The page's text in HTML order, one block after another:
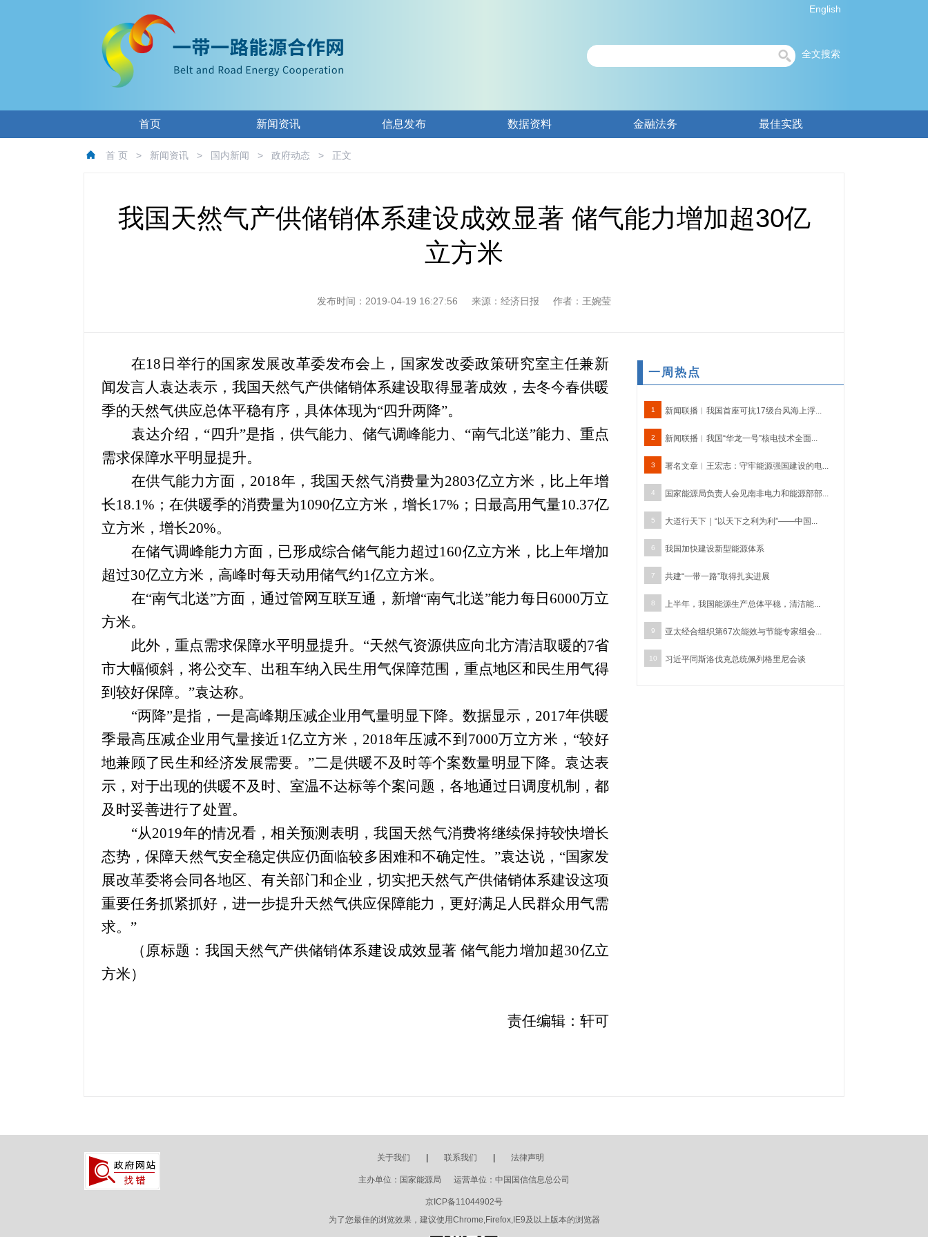
English
全文搜索
首页 新闻资讯 信息发布 数据资料 金融法务 最佳实践
首 页 > 新闻资讯 > 国内新闻 > 政府动态 > 正文
我国天然气产供储销体系建设成效显著 储气能力增加超30亿
立方米
发布时间：2019-04-19 16:27:56 来源：经济日报 作者：王婉莹
在18 日举行的国家发展改革委发布会上，国家发改委政策研究室主任兼新
闻发言人袁达表示，我国天然气产供储销体系建设取得显著成效，去冬今春供暖
季的天然气供应总体平稳有序，具体体现为“四升两降”。
袁达介绍，“四升”是指，供气能力、储气调峰能力、“南气北送”能力、重点
需求保障水平明显提升。
在供气能力方面， 2018年，我国天然气消费量为2803亿立方米，比上年增
长18.1% ；在供暖季的消费量为1090亿立方米，增长17% ；日最高用气量10.37亿
立方米，增长20%。
在储气调峰能力方面，已形成综合储气能力超过160亿立方米，比上年增加
超过30亿立方米，高峰时每天动用储气约1亿立方米。
在“南气北送”方面，通过管网互联互通，新增“南气北送”能力每日 6000万立
方米。
此外，重点需求保障水平明显提升。“天然气资源供应向北方清洁取暖的7省
市大幅倾斜，将公交车、出租车纳入民生用气保障范围，重点地区和民生用气得
到较好保障。”袁达称。
“两降”是指，一是高峰期压减企业用气量明显下降。数据显示， 2017年供暖
季最高压减企业用气量接近1亿立方米， 2018年压减不到 7000万立方米，“较好
地兼顾了民生和经济发展需要。”二是供暖不及时等个案数量明显下降。袁达表
示，对于出现的供暖不及时、室温不达标等个案问题，各地通过日调度机制，都
及时妥善进行了处置。
“从2019年的情况看，相关预测表明，我国天然气消费将继续保持较快增长
态势，保障天然气安全稳定供应仍面临较多困难和不确定性。”袁达说，“国家发
展改革委将会同各地区、有关部门和企业，切实把天然气产供储销体系建设这项
重要任务抓紧抓好，进一步提升天然气供应保障能力，更好满足人民群众用气需
求。”
（原标题：我国天然气产供储销体系建设成效显著 储气能力增加超30亿立
方米）
责任编辑：轩可
一周热点
1 新闻联播︱我国首座可抗17级台风海上浮...
2 新闻联播︱我国“华龙一号”核电技术全面...
3 署名文章︱王宏志：守牢能源强国建设的电...
4 国家能源局负责人会见南非电力和能源部部...
5 大道行天下｜“以天下之利为利”——中国...
6 我国加快建设新型能源体系
7 共建“一带一路”取得扎实进展
8 上半年，我国能源生产总体平稳，清洁能...
9 亚太经合组织第67次能效与节能专家组会...
10 习近平同斯洛伐克总统佩列格里尼会谈
关于我们 联系我们 法律声明
主办单位：国家能源局 运营单位：中国国信信息总公司
京ICP备11044902号
为了您最佳的浏览效果，建议使用Chrome,Firefox,IE9及以上版本的浏览器